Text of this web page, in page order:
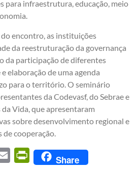
para infraestrutura, educação, meio
encontro, as instituições
da reestruturação da governança
da participação de diferentes
elaboração de uma agenda
para o território. O seminário
da Codevasf, do Sebrae e
Vida, que apresentaram
sobre desenvolvimento regional e
cooperação.
Email PrintFriendly
Share